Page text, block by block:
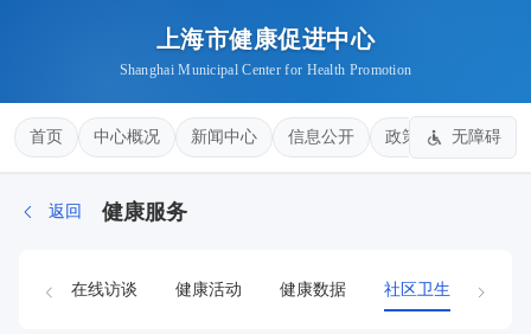
上海市健康促进中心
Shanghai Municipal Center for Health Promotion
首页 中心概况 新闻中心 信息公开 政策法规 健康
无障碍
返回 健康服务
在线访谈 健康活动 健康数据 社区卫生